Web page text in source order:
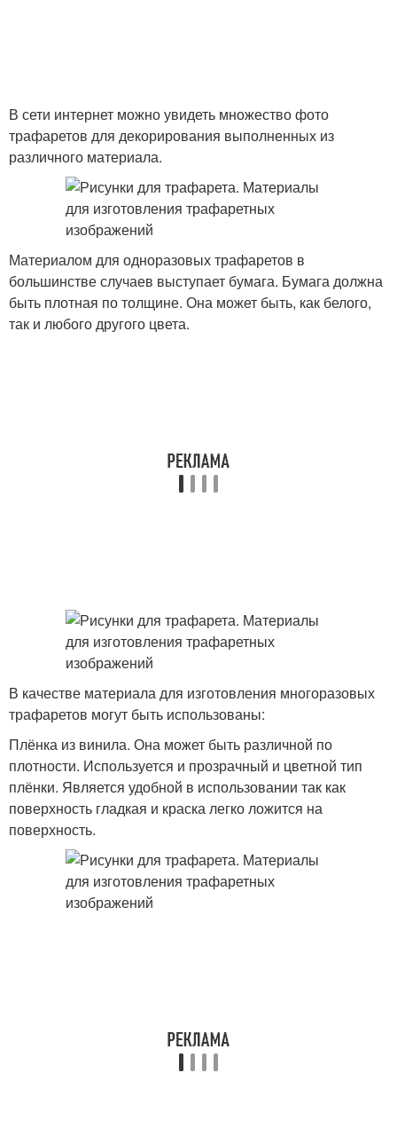
В сети интернет можно увидеть множество фото
трафаретов для декорирования выполненных из
различного материала.
Материалом для одноразовых трафаретов в
большинстве случаев выступает бумага. Бумага должна
быть плотная по толщине. Она может быть, как белого,
так и любого другого цвета.
В качестве материала для изготовления многоразовых
трафаретов могут быть использованы:
Плёнка из винила. Она может быть различной по
плотности. Используется и прозрачный и цветной тип
плёнки. Является удобной в использовании так как
поверхность гладкая и краска легко ложится на
поверхность.